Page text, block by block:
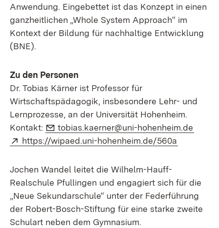
Anwendung. Eingebettet ist das Konzept in einen
ganzheitlichen „Whole System Approach“ im
Kontext der Bildung für nachhaltige Entwicklung
(BNE).
Zu den Personen
Dr. Tobias Kärner ist Professor für
Wirtschaftspädagogik, insbesondere Lehr- und
Lernprozesse, an der Universität Hohenheim.
Kontakt:
E-Mail:
tobias.kaerner@uni-hohenheim.de
Extern:
https://wipaed.uni-hohenheim.de/560a
Jochen Wandel leitet die Wilhelm-Hauff-
Realschule Pfullingen und engagiert sich für die
„Neue Sekundarschule“ unter der Federführung
der Robert-Bosch-Stiftung für eine starke zweite
Schulart neben dem Gymnasium.